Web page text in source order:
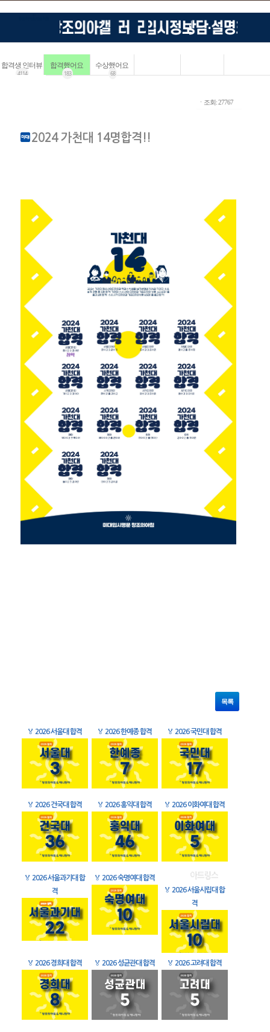
합격생 인터뷰
4114
합격했어요
183
수상했어요
68
ㆍ조회: 27767
2024 가천대 14명합격!!
목록
🏅 2026 서울대 합격 🏅 2026 한예종 합격 🏅 2026 국민대 합격
🏅 2026 건국대 합격 🏅 2026 홍익대 합격 🏅 2026 이화여대 합격
🏅 2026 서울과기대 합
격
🏅 2026 숙명여대 합격
🏅 2026 서울시립대 합
격
🏅 2026 경희대 합격 🏅 2026 성균관대 합격 🏅 2026 고려대 합격